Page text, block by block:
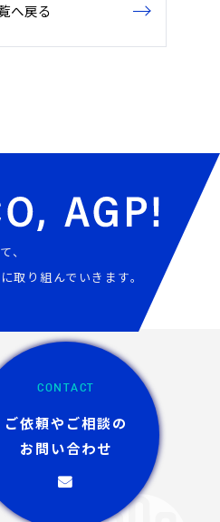
へ戻る
、
取り組んでいきます。
CONTACT
ご依頼やご相談の
お問い合わせ